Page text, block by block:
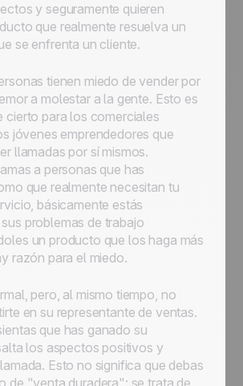
y seguramente quieren
que realmente resuelva un
se enfrenta un cliente.
tienen miedo de vender por
a molestar a la gente. Esto es
cierto para los comerciales
jóvenes emprendedores que
llamadas por sí mismos.
a personas que has
que realmente necesitan tu
básicamente estás
problemas de trabajo
un producto que los haga más
razón para el miedo.
pero, al mismo tiempo, no
en su representante de ventas.
que has ganado su
los aspectos positivos y
Esto no significa que debas
de "venta duradera": se trata de